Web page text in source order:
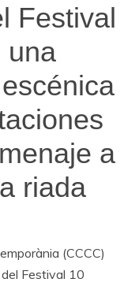
Festival
una
a
riada
(CCCC)
Festival 10